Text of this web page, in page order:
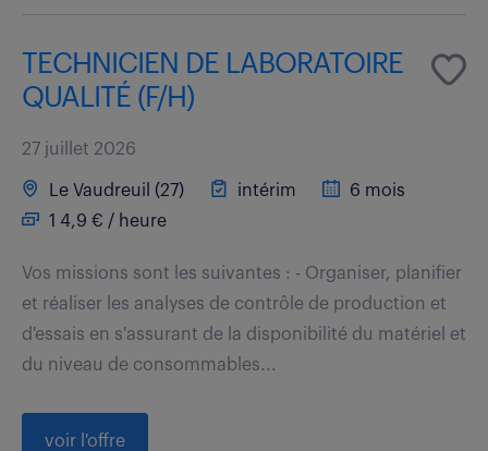
TECHNICIEN DE LABORATOIRE
QUALITÉ (F/H)
27 juillet 2026
Le Vaudreuil (27) intérim
6 mois
1 4,9 € / heure
Vos missions sont les suivantes : - Organiser, planifier
et réaliser les analyses de contrôle de production et
d'essais en s'assurant de la disponibilité du matériel et
du niveau de consommables...
voir l'offre